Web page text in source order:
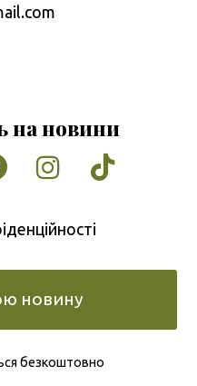
на новини
TumblrInstagram
Tiktok
новину
безкоштовно